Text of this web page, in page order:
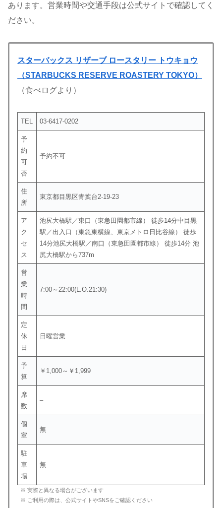
あります。営業時間や交通手段は公式サイトで確認してく
ださい。
スターバックス リザーブ ロースタリー トウキョウ
（STARBUCKS RESERVE ROASTERY TOKYO）
（食べログより）
TEL 03-6417-0202
予
約
可
否
予約不可
住
所
東京都目黒区青葉台2-19-23
ア
ク
セ
ス
池尻大橋駅／東口（東急田園都市線） 徒歩14分中目黒
駅／出入口（東急東横線、東京メトロ日比谷線） 徒歩
14分池尻大橋駅／南口（東急田園都市線） 徒歩14分 池
尻大橋駅から737m
営
業
時
間
7:00～22:00(L.O.21:30)
定
休
日
日曜営業
予
算
￥1,000～￥1,999
席
数
–
個
室
無
駐
車
場
無
※ 実際と異なる場合がございます
※ ご利用の際は、公式サイトやSNSをご確認ください